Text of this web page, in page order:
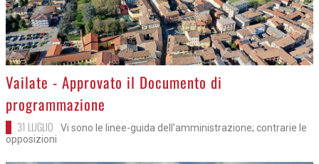
>
Vailate - Approvato il Documento di
programmazione
31 LUGLIO
Vi sono le linee-guida dell'amministrazione; contrarie le
opposizioni